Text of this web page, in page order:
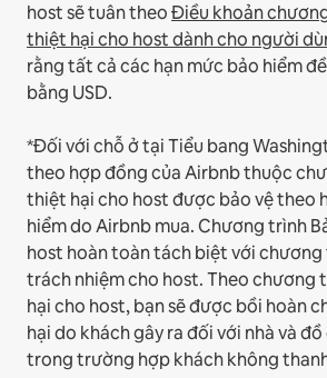
host sẽ tuân theoĐiều khoản
thiệt hại cho host dành cho người
rằng tất cả các hạn mức bảo hiểm
bằng USD.
*Đối với chỗ ở tại Tiểu bang
theo hợp đồng của Airbnb thuộc
thiệt hại cho host được bảo vệ theo
hiểm do Airbnb mua. Chương trình
host hoàn toàn tách biệt với chương
trách nhiệm cho host. Theo chương
hại cho host, bạn sẽ được bồi hoàn
hại do khách gây ra đối với nhà và
trong trường hợp khách không